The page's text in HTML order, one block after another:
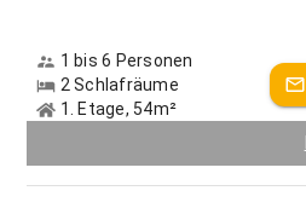
1 bis 6 Personen
2 Schlafräume
1. Etage, 54m²